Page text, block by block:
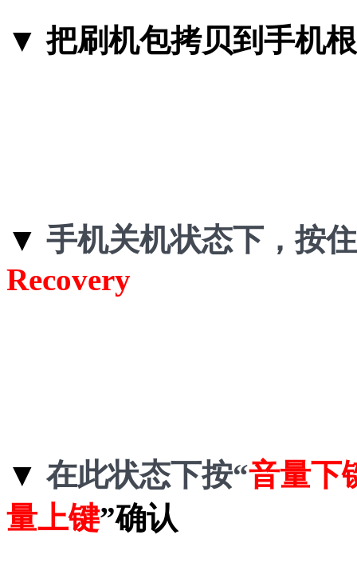
▼把刷机包拷贝到手机
▼ 手机关机状态下，按
Recovery
▼ 在此状态下按“音量下
量上键”确认